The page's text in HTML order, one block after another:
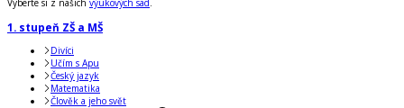
Vyberte si z našich výukových sad.
1. stupeň ZŠ a MŠ
Divíci
Učím s Apu
Český jazyk
Matematika
Člověk a jeho svět